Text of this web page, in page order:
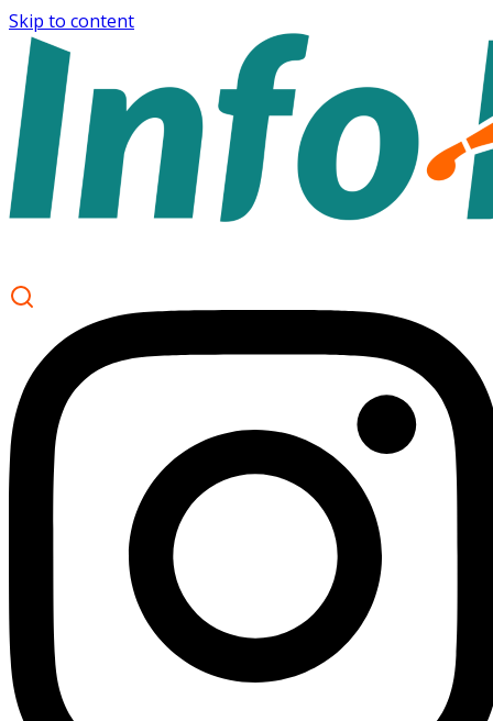
Skip to content